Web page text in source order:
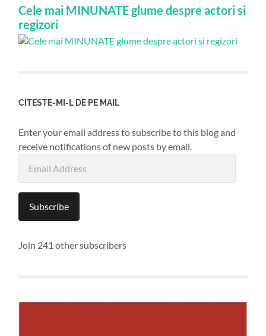
Cele mai MINUNATE glume despre actori si
regizori
CITESTE-MI-L DE PE MAIL
Enter your email address to subscribe to this blog and
receive notifications of new posts by email.
Address
Subscribe
Join 241 other subscribers